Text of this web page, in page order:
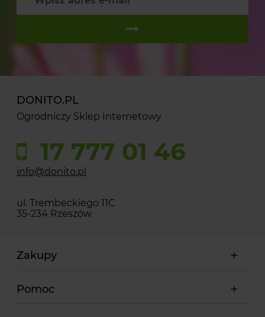
DONITO.PL
Ogrodniczy Sklep Internetowy
17 777 01 46
info@donito.pl
ul. Trembeckiego 11C
35-234 Rzeszów
Zakupy
Pomoc